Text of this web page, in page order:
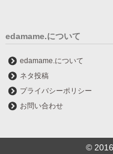
edamame.について
edamame.について
ネタ投稿
プライバシーポリシー
お問い合わせ
©